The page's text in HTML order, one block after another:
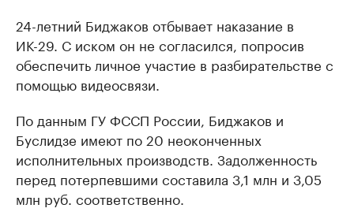
24-летний Биджаков отбывает наказание в
ИК-29. С иском он не согласился, попросив
обеспечить личное участие в разбирательстве с
помощью видеосвязи.
По данным ГУ ФССП России, Биджаков и
Буслидзе имеют по 20 неоконченных
исполнительных производств. Задолженность
перед потерпевшими составила 3,1 млн и 3,05
млн руб. соответственно.